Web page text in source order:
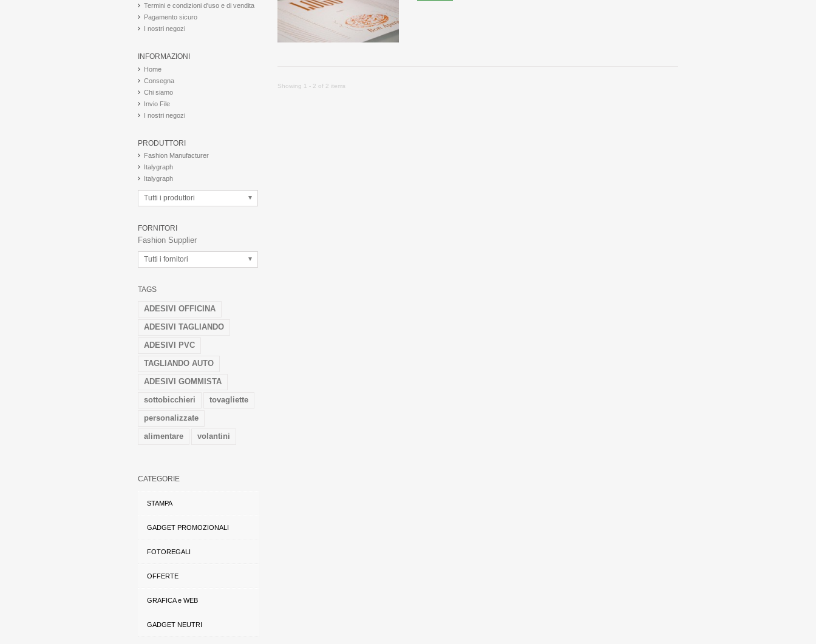
Termini e condizioni d'uso e di vendita
Pagamento sicuro
I nostri negozi
INFORMAZIONI
Home
Consegna
Chi siamo
Invio File
I nostri negozi
PRODUTTORI
Fashion Manufacturer
Italygraph
Italygraph
Tutti i produttori
FORNITORI
Fashion Supplier
Tutti i fornitori
TAGS
ADESIVI OFFICINA
ADESIVI TAGLIANDO
ADESIVI PVC
TAGLIANDO AUTO
ADESIVI GOMMISTA
sottobicchieri
tovagliette
personalizzate
alimentare
volantini
CATEGORIE
STAMPA
GADGET PROMOZIONALI
FOTOREGALI
OFFERTE
GRAFICA e WEB
GADGET NEUTRI
Showing 1 - 2 of 2 items